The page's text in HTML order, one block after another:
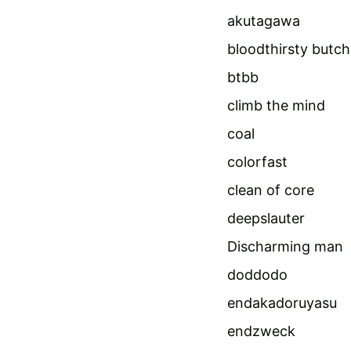
akutagawa
bloodthirsty
btbb
climb the mind
coal
colorfast
clean of core
deepslauter
Discharming man
doddodo
endakadoruyasu
endzweck